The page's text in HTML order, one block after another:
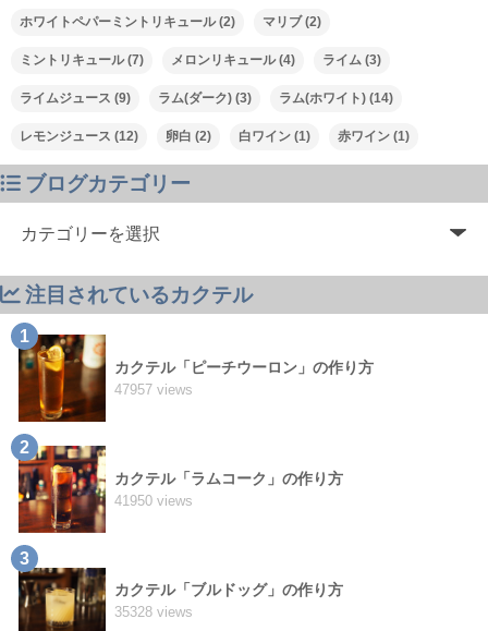
ホワイトペパーミントリキュール(2) マリブ(2)
ミントリキュール(7) メロンリキュール(4) ライム (3)
ライムジュース (9) ラム(ダーク) (3) ラム(ホワイト) (14)
レモンジュース (12) 卵白 (2) 白ワイン (1) 赤ワイン (1)
ブログカテゴリー
注目されているカクテル
1
カクテル「ピーチウーロン」の作り方
47957 views
2
カクテル「ラムコーク」の作り方
41950 views
3
カクテル「ブルドッグ」の作り方
35328 views